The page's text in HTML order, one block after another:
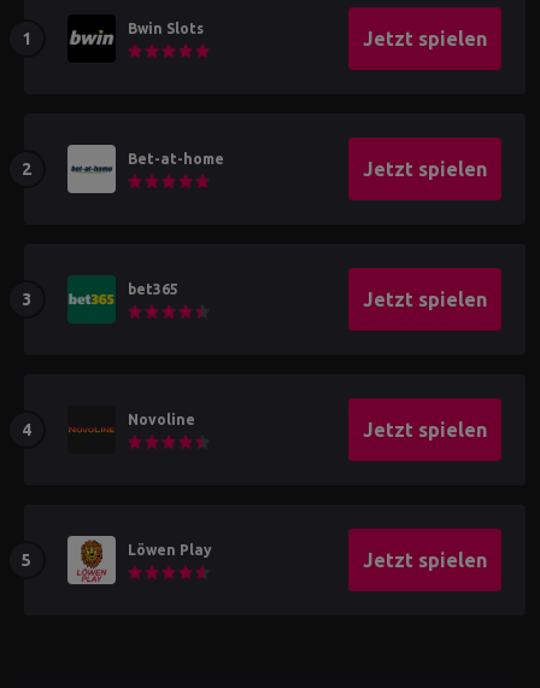
Bwin Slots Jetzt spielen
Bet-at-home Jetzt spielen
bet365 Jetzt spielen
Novoline Jetzt spielen
Löwen Play Jetzt spielen